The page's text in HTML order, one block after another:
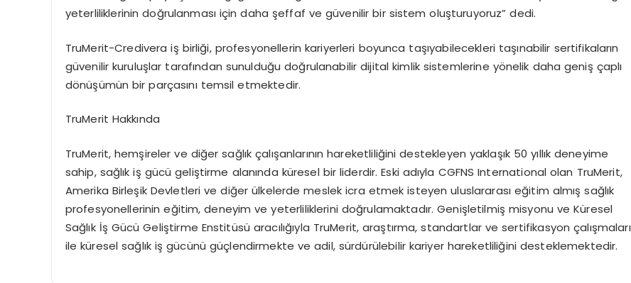
yeterliliklerinin doğrulanması için daha şeffaf ve güvenilir bir sistem oluşturuyoruz” dedi.
TruMerit-Credivera iş birliği, profesyonellerin kariyerleri boyunca taşıyabilecekleri taşınabilir sertifikaların
güvenilir kuruluşlar tarafından sunulduğu doğrulanabilir dijital kimlik sistemlerine yönelik daha geniş çaplı
dönüşümün bir parçasını temsil etmektedir.
TruMerit Hakkında
TruMerit, hemşireler ve diğer sağlıkçalışanlarının hareketliliğini destekleyen yaklaşık 50 yıllık deneyime
sahip, sağlık iş gücügeliştirme alanında küresel bir liderdir. Eski adıyla CGFNS International olan TruMerit,
Amerika Birleşik Devletleri ve diğerülkelerde meslek icra etmek isteyen uluslararası eğitim almışsağlık
profesyonellerinin eğitim, deneyim ve yeterliliklerini doğrulamaktadır. Genişletilmiş misyonu ve Küresel
Sağlık İş GücüGeliştirme Enstitüsüaracılığıyla TruMerit, araştırma, standartlar ve sertifikasyonçalışmaları
ile küresel sağlık işgücünü güçlendirmekte ve adil, sürdürülebilir kariyer hareketliliğini desteklemektedir.